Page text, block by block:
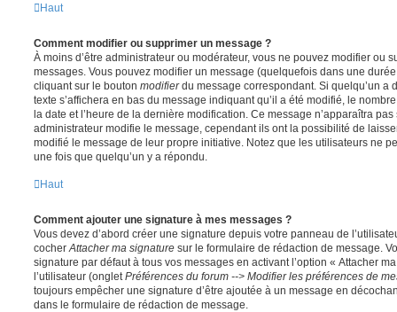
Haut
Comment modifier ou supprimer un message ?
À moins d’être administrateur ou modérateur, vous ne pouvez modifier ou
messages. Vous pouvez modifier un message (quelquefois dans une
cliquant sur le bouton modifierdu message correspondant. Si quelqu’un a
texte s’affichera en bas du message indiquant qu’il a été modifié, le
la date et l’heure de la dernière modification. Ce message n’apparaîtra
administrateur modifie le message, cependant ils ont la possibilité de
modifié le message de leur propre initiative. Notez que les utilisateurs ne
une fois que quelqu’un y a répondu.
Haut
Comment ajouter une signature à mes messages ?
Vous devez d’abord créer une signature depuis votre panneau de
cocher Attacher ma signature sur le formulaire de rédaction de message.
signature par défaut à tous vos messages en activant l’option « Attacher
l’utilisateur (onglet Préférences du forum --> Modifier les préférences de
toujours empêcher une signature d’être ajoutée à un message en
dans le formulaire de rédaction de message.